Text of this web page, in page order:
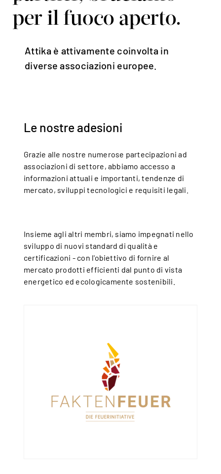
Svizzera | italiano
Deutschland | Deutsch
Österreich | Deutsch
Global | english
per il fuoco aperto.
Attika è attivamente coinvolta in
diverse associazioni europee.
Le nostre adesioni
Grazie alle nostre numerose partecipazioni ad
associazioni di settore, abbiamo accesso a
informazioni attuali e importanti, tendenze di
mercato, sviluppi tecnologici e requisiti legali.
Insieme agli altri membri, siamo impegnati nello
sviluppo di nuovi standard di qualità e
certificazioni - con l'obiettivo di fornire al
mercato prodotti efficienti dal punto di vista
energetico ed ecologicamente sostenibili.